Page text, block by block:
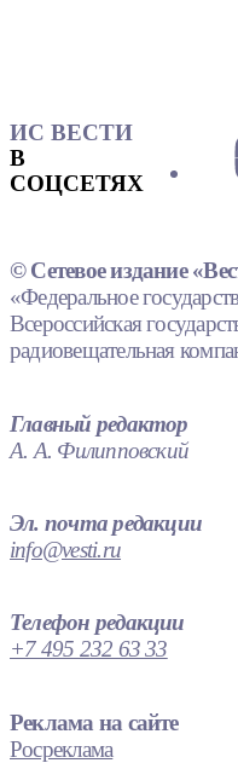
ИС ВЕСТИ
В
СОЦСЕТЯХ
© Сетевое издание
«Федеральное
Всероссийская
радиовещательная
Главный редактор
А. А. Филипповский
Эл. почта редакции
info@vesti.ru
Телефон редакции
+7 495 232 63 33
Реклама на сайте
Росреклама